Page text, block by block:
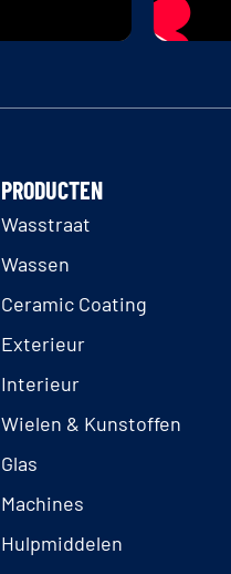
PRODUCTEN
Wasstraat
Wassen
Ceramic Coating
Exterieur
Interieur
Wielen & Kunstoffen
Glas
Machines
Hulpmiddelen